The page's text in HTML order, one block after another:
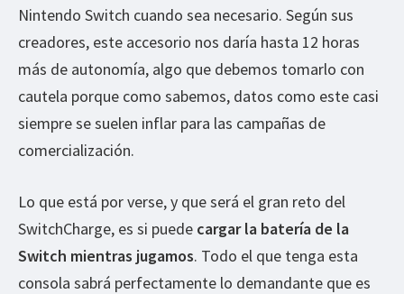
Nintendo Switch cuando sea necesario. Según sus
creadores, este accesorio nos daría hasta 12 horas
más de autonomía, algo que debemos tomarlo con
cautela porque como sabemos, datos como este casi
siempre se suelen inflar para las campañas de
comercialización.
Lo que está por verse, y que será el gran reto del
SwitchCharge, es si puede cargar la batería de la
Switch mientras jugamos. Todo el que tenga esta
consola sabrá perfectamente lo demandante que es